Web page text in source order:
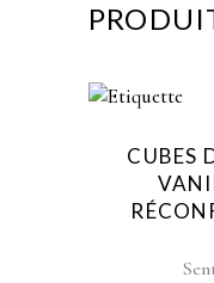
CUBES